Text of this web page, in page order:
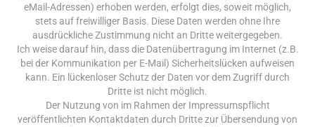
eMail-Adressen) erhoben werden, erfolgt dies, soweit möglich,
stets auf freiwilliger Basis. Diese Daten werden ohne Ihre
ausdrückliche Zustimmung nicht an Dritte weitergegeben.
Ich weise darauf hin, dass die Datenübertragung im Internet (z.B.
bei der Kommunikation per E-Mail) Sicherheitslücken aufweisen
kann. Ein lückenloser Schutz der Daten vor dem Zugriff durch
Dritte ist nicht möglich.
Der Nutzung von im Rahmen der Impressumspflicht
veröffentlichten Kontaktdaten durch Dritte zur Übersendung von